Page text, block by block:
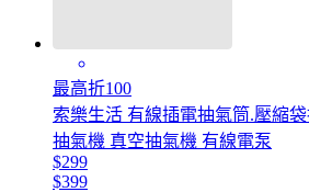
最高折100
索樂生活 有線插電抽氣筒.壓縮
抽氣機 真空抽氣機 有線電泵
$299
$399